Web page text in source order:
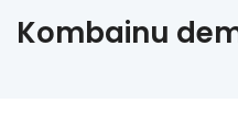
Kombainu